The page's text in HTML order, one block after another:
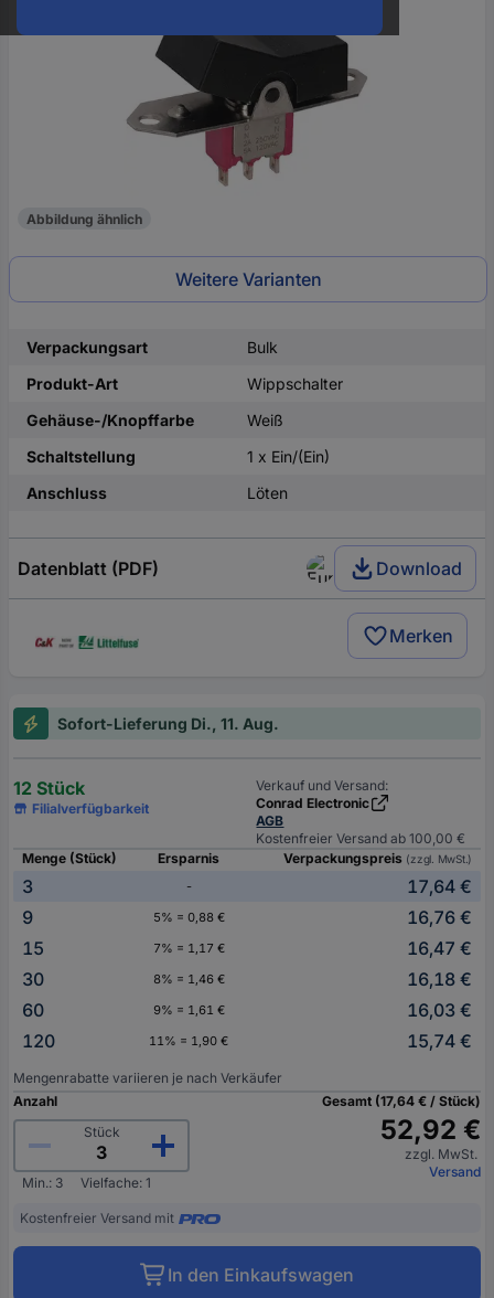
Abbildung ähnlich
Weitere Varianten
Verpackungsart
Bulk
Produkt-Art
Wippschalter
Gehäuse-/Knopffarbe
Weiß
Schaltstellung
1 x Ein/(Ein)
Anschluss
Löten
Datenblatt (PDF) Download
Merken
Sofort-Lieferung Di., 11. Aug.
12 Stück
Filialverfügbarkeit
Verkauf und Versand:
Conrad Electronic
AGB
Kostenfreier Versand ab 100,00 €
Menge (Stück)
Ersparnis Verpackungspreis (zzgl. MwSt.)
3 -
17,64 €
9
5% = 0,88 €
16,76 €
15
7% = 1,17 €
16,47 €
30
8% = 1,46 €
16,18 €
60
9% = 1,61 €
16,03 €
120
11% = 1,90 € 15,74 €
Mengenrabatte variieren je nach Verkäufer
Anzahl
Stück
Min.: 3 Vielfache: 1
Gesamt (17,64 € / Stück)
52,92 €
zzgl. MwSt.
Versand
Kostenfreier Versand mit
In den Einkaufswagen